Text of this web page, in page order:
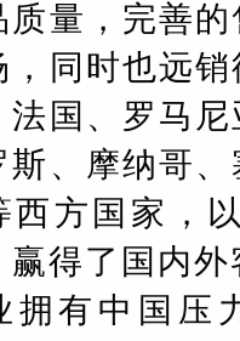
质量，完善
，同时也远
法国、罗马
斯、摩纳哥
西方国家，
赢得了国内
拥有中国压